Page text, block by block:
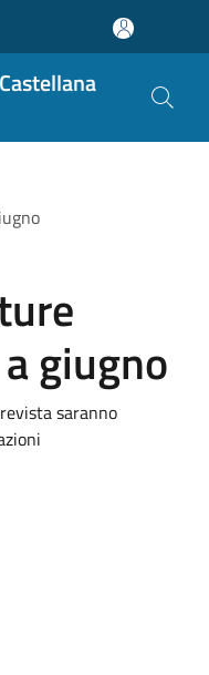
giugno
saranno